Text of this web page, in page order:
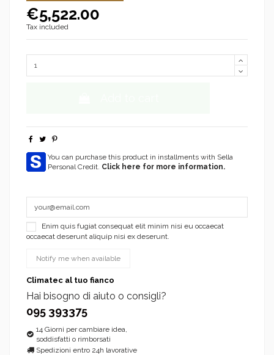
€5,522.00
Tax included
You can purchase this product in installments with Sella
Personal Credit. Click here for more information.
Enim quis fugiat consequat elit minim nisi eu occaecat
occaecat deserunt aliquip nisi ex deserunt.
Climatec al tuo fianco
Hai bisogno di aiuto o consigli?
095 393375
14 Giorni per cambiare idea,
soddisfatti o rimborsati
Spedizioni entro 24h lavorative